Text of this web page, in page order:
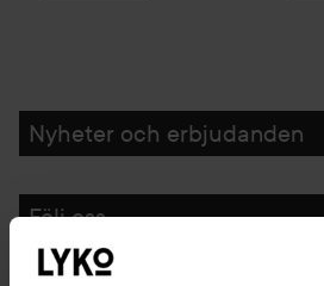
Nyheter och erbjudanden
Följ oss